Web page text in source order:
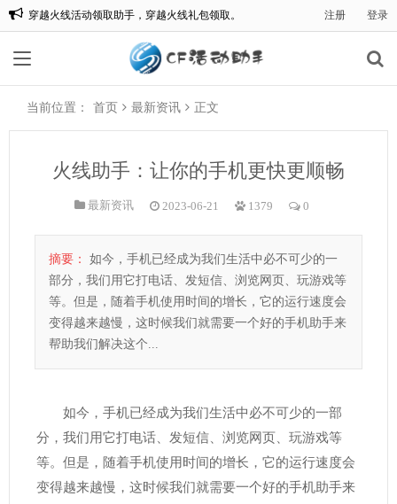
穿越火线活动领取助手，穿越火线礼包领取。
欢迎来到:CF一键领取，CF活动助手一键领取。
注册 登录
当前位置： 首页 最新资讯 正文
火线助手：让你的手机更快更顺畅
最新资讯 2023-06-21 1379 0
摘要：
如今，手机已经成为我们生活中必不可少的一
部分，我们用它打电话、发短信、浏览网页、玩游戏等
等。但是，随着手机使用时间的增长，它的运行速度会
变得越来越慢，这时候我们就需要一个好的手机助手来
帮助我们解决这个...
如今，手机已经成为我们生活中必不可少的一部
分，我们用它打电话、发短信、浏览网页、玩游戏等
等。但是，随着手机使用时间的增长，它的运行速度会
变得越来越慢，这时候我们就需要一个好的手机助手来